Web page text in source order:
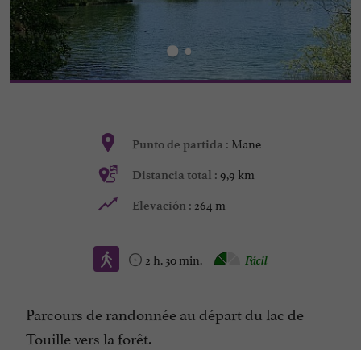
Punto de partida : Mane
Distancia total : 9,9 km
Elevación : 264 m
2 h. 30 min. Fácil
Parcours de randonnée au départ du lac de
Touille vers la forêt.